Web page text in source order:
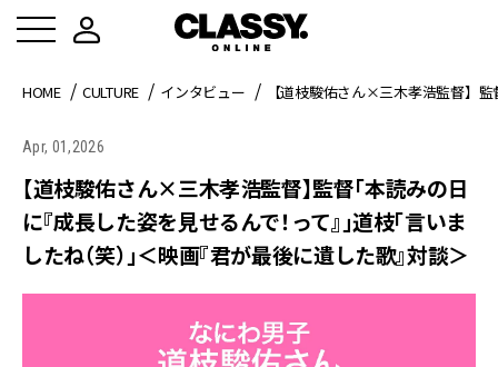
HOME CULTURE インタビュー 【道枝駿佑さん×三木孝浩監督】
Apr, 01,2026
【道枝駿佑さん×三木孝浩監督】監督「本読みの日
に『成長した姿を見せるんで！って』」道枝「言いま
したね（笑）」＜映画『君が最後に遺した歌』対談＞